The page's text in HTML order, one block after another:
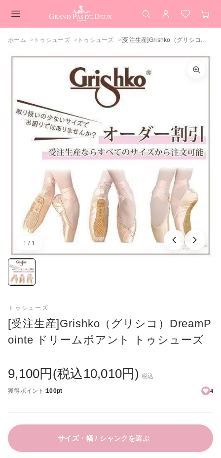
検索 アカウント
お気に入
カ
1
3.5
4
4.5
5.5
6.5
7
ointe ドリームポアント トゥシューズ
買い物を続ける
ホーム トゥシューズ トゥシューズ [受注生産]Grishko（グリシコ...
1 / 1
画像：1／1
トゥシューズ
[受注生産]Grishko（グリシコ）DreamP
ointe ドリームポアント トゥシューズ
9,100円(税込10,010円) 税込
獲得ポイント:100pt 4
サイズ・幅 / シャンクを選ぶ